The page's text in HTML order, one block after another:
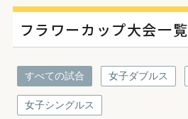
フラワーカップ大会一覧
すべての試合 女子ダブルス
女子シングルス